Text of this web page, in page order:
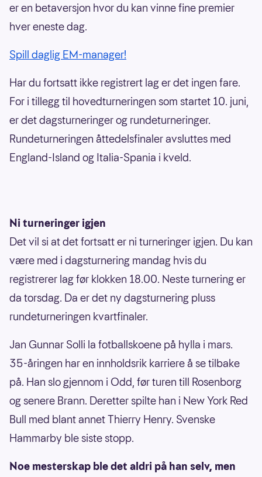
er en betaversjon hvor du kan vinne fine premier
hver eneste dag.
Spill daglig EM-manager!
Har du fortsatt ikke registrert lag er det ingen fare.
For i tillegg til hovedturneringen som startet 10. juni,
er det dagsturneringer og rundeturneringer.
Rundeturneringen åttedelsfinaler avsluttes med
England-Island og Italia-Spania i kveld.
Ni turneringer igjen
Det vil si at det fortsatt er ni turneringer igjen. Du kan
være med i dagsturnering mandag hvis du
registrerer lag før klokken 18.00. Neste turnering er
da torsdag. Da er det ny dagsturnering pluss
rundeturneringen kvartfinaler.
Jan Gunnar Solli la fotballskoene på hylla i mars.
35-åringen har en innholdsrik karriere å se tilbake
på. Han slo gjennom i Odd, før turen till Rosenborg
og senere Brann. Deretter spilte han i New York Red
Bull med blant annet Thierry Henry. Svenske
Hammarby ble siste stopp.
Noe mesterskap ble det aldri på han selv, men